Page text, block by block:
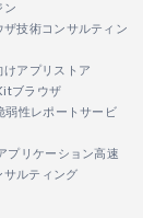
ン
ザ技術コンサルティン
けアプリストア
ブラウザ
弱性レポートサービ
プリケーション高速
サルティング